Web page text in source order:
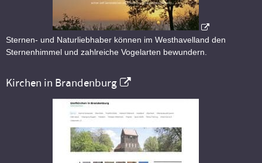
Sternen- und Naturliebhaber können im Westhavelland den
Sternenhimmel und zahlreiche Vogelarten bewundern.
Kirchen in Brandenburg